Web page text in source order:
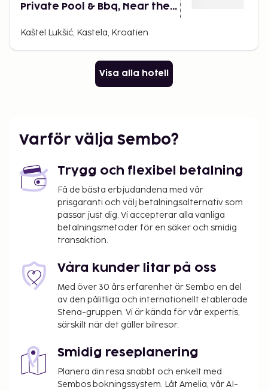
Private Pool & Bbq, Near the
Kaštel Lukšić, Kastela, Kroatien
Visa alla hotell
Varför välja Sembo?
Trygg och flexibel betalning
Få de bästa erbjudandena med vår
prisgaranti och välj betalningsalternativ som
passar just dig. Vi accepterar alla vanliga
betalningsmetoder för en säker och smidig
transaktion.
Våra kunder litar på oss
Med över 30 års erfarenhet är Sembo en del
av den pålitliga och internationellt etablerade
Stena-gruppen. Vi är kända för vår expertis,
särskilt när det gäller bilresor.
Smidig reseplanering
Planera din resa snabbt och enkelt med
Sembos bokningssystem. Låt Amelia, vår AI-